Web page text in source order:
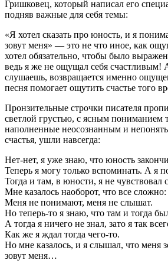
Гришковец, который написал его
подняв важные для себя темы:
«Я хотел сказать про юность, и я
зовут меня» — это не что иное, как
хотел обязательно, чтобы было
ведь я же не ощущал себя счастливым!
слушаешь, возвращается именно
песня помогает ощутить счастье того
Пронзительные строчки писателя
светлой грустью, с ясным пониманием
наполненные неосознанным и
счастья, ушли навсегда:
Нет-нет, я уже знаю, что юность
Теперь я могу только вспоминать. А я
Тогда и там, в юности, я не чувствовал
Мне казалось наоборот, что все сложно:
Меня не понимают, меня не слышат.
Но теперь-то я знаю, что там и тогда
А тогда я ничего не знал, зато я так
Как же я ждал тогда чего-то.
Но мне казалось, и я слышал, что меня
зовут меня…